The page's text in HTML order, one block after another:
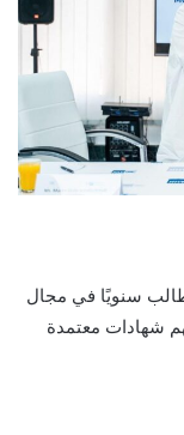
برنامج تدريبي متخصص يستهدف 100 طالب سنويًا في مجال
شهادات معتمدة